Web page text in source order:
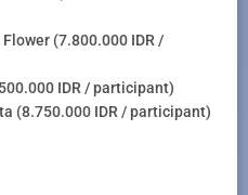
(7.800.000 IDR /
IDR / participant)
(8.750.000 IDR / participant)